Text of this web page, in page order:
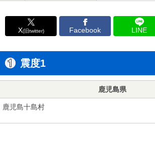
X(旧twitter) Facebook LINE
震度1
鹿児島県
鹿児島十島村